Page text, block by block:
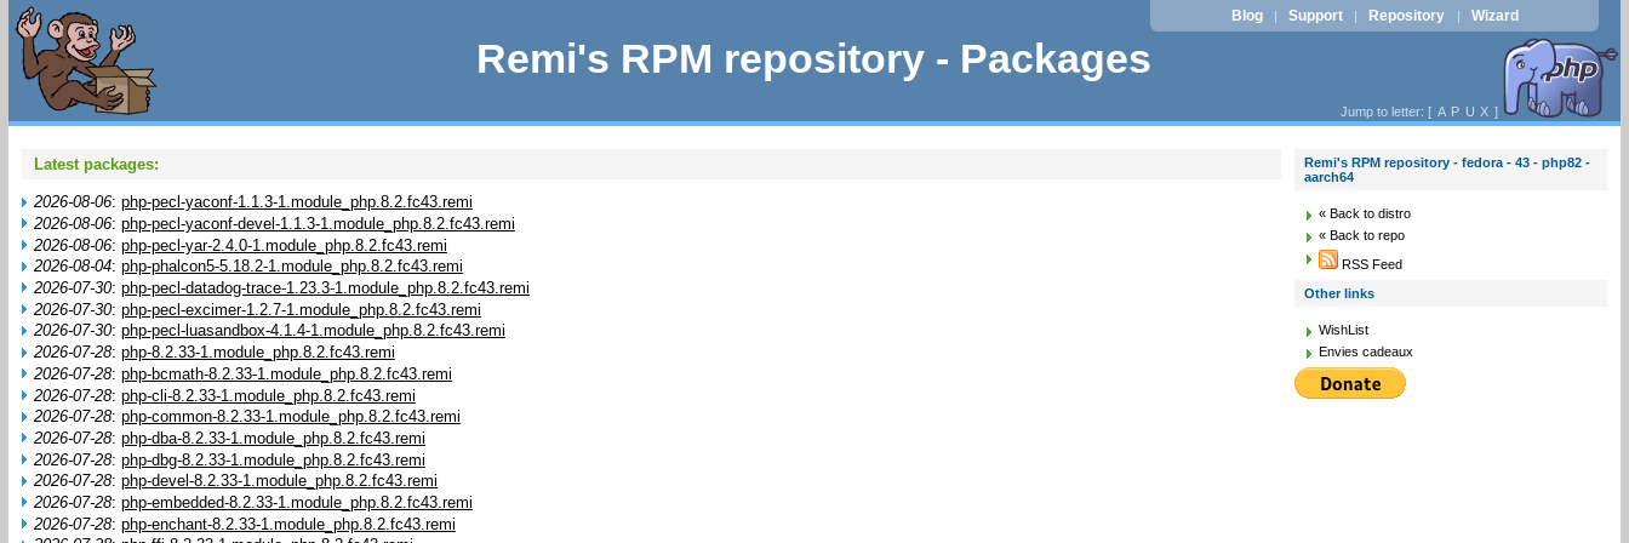
Remi's RPM repository - Packages
Blog | Support | Repository | Wizard
Jump to letter: [ A P U X ]
Latest packages:
2026-08-06: php-pecl-yaconf-1.1.3-1.module_php.8.2.fc43.remi
2026-08-06: php-pecl-yaconf-devel-1.1.3-1.module_php.8.2.fc43.remi
2026-08-06: php-pecl-yar-2.4.0-1.module_php.8.2.fc43.remi
2026-08-04: php-phalcon5-5.18.2-1.module_php.8.2.fc43.remi
2026-07-30: php-pecl-datadog-trace-1.23.3-1.module_php.8.2.fc43.remi
2026-07-30: php-pecl-excimer-1.2.7-1.module_php.8.2.fc43.remi
2026-07-30: php-pecl-luasandbox-4.1.4-1.module_php.8.2.fc43.remi
2026-07-28: php-8.2.33-1.module_php.8.2.fc43.remi
2026-07-28: php-bcmath-8.2.33-1.module_php.8.2.fc43.remi
2026-07-28: php-cli-8.2.33-1.module_php.8.2.fc43.remi
2026-07-28: php-common-8.2.33-1.module_php.8.2.fc43.remi
2026-07-28: php-dba-8.2.33-1.module_php.8.2.fc43.remi
2026-07-28: php-dbg-8.2.33-1.module_php.8.2.fc43.remi
2026-07-28: php-devel-8.2.33-1.module_php.8.2.fc43.remi
2026-07-28: php-embedded-8.2.33-1.module_php.8.2.fc43.remi
2026-07-28: php-enchant-8.2.33-1.module_php.8.2.fc43.remi
Remi's RPM repository - fedora - 43 - php82 -
aarch64
« Back to distro
« Back to repo
RSS Feed
Other links
WishList
Envies cadeaux